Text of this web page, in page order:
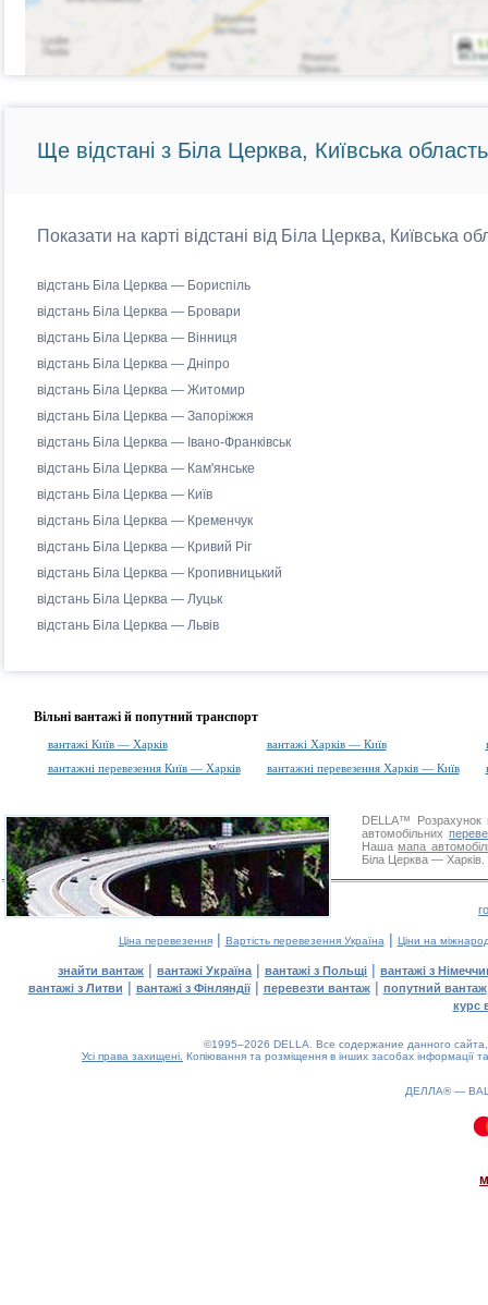
Ще відстані з Біла Церква, Київська
Показати на карті відстані від Біла Церква, Київська
відстань Біла Церква — Бориспіль
відстань Біла Церква — Бровари
відстань Біла Церква — Вінниця
відстань Біла Церква — Дніпро
відстань Біла Церква — Житомир
відстань Біла Церква — Запоріжжя
відстань Біла Церква — Івано-Франківськ
відстань Біла Церква — Кам'янське
відстань Біла Церква — Київ
відстань Біла Церква — Кременчук
відстань Біла Церква — Кривий Ріг
відстань Біла Церква — Кропивницький
відстань Біла Церква — Луцьк
відстань Біла Церква — Львів
Вільні вантажі й попутний транспорт
вантажі Київ — Харків вантажі Харків — Київ
вантажні перевезення Київ — Харків
вантажні перевезення Харків — Київ
DELLA™
Розрахунок
автомобільних
Нашамапа
Біла Церква — Харків.
Ціна перевезення| Вартість перевезення Україна | Ціни на
знайти вантаж | вантажі Україна | вантажі з Польщі | вантажі з
вантажі з Литви | вантажі з Фінляндії| перевезти вантаж| попутний вантаж
курс
©1995–2026 DELLA. Все содержание данного
Усі права захищені. Копіювання та розміщення в інших засобах інформації
ДЕЛЛА® —